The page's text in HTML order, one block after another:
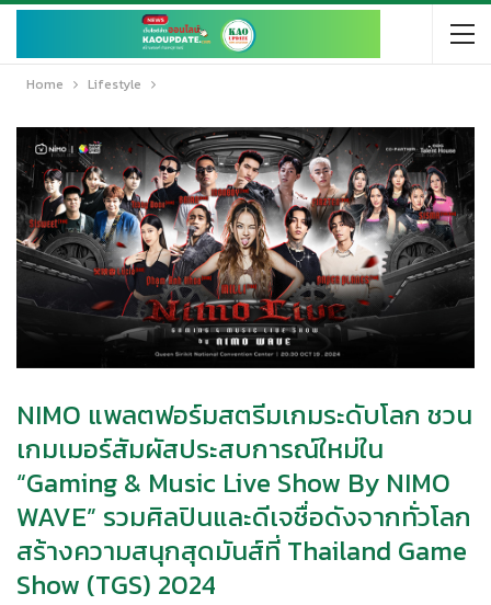
Home Lifestyle
NIMO แพลตฟอร์มสตรีมเกมระดับโลก ชวน
เกมเมอร์สัมผัสประสบการณ์ใหม่ใน
“Gaming & Music Live Show By NIMO
WAVE” รวมศิลปินและดีเจชื่อดังจากทั่วโลก
สร้างความสนุกสุดมันส์ที่ Thailand Game
Show (TGS) 2024